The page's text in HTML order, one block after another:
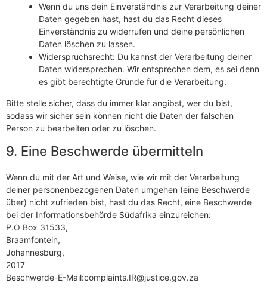
Wenn du uns dein Einverständnis zur Verarbeitung deiner
Daten gegeben hast, hast du das Recht dieses
Einverständnis zu widerrufen und deine persönlichen
Daten löschen zu lassen.
Widerspruchsrecht: Du kannst der Verarbeitung deiner
Daten widersprechen. Wir entsprechen dem, es sei denn
es gibt berechtigte Gründe für die Verarbeitung.
Bitte stelle sicher, dass du immer klar angibst, wer du bist,
sodass wir sicher sein können nicht die Daten der falschen
Person zu bearbeiten oder zu löschen.
9. Eine Beschwerde übermitteln
Wenn du mit der Art und Weise, wie wir mit der Verarbeitung
deiner personenbezogenen Daten umgehen (eine Beschwerde
über) nicht zufrieden bist, hast du das Recht, eine Beschwerde
bei der Informationsbehörde Südafrika einzureichen:
P.O Box 31533,
Braamfontein,
Johannesburg,
2017
Beschwerde-E-Mail:complaints.IR@justice.gov.za